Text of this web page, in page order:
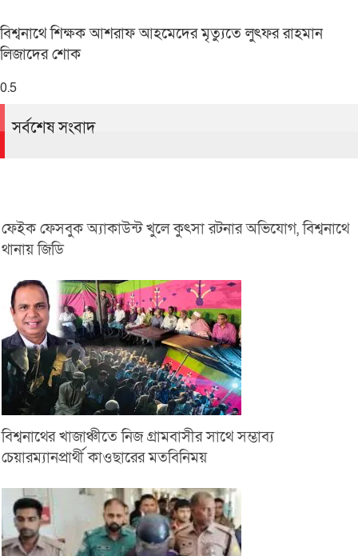
বিশ্বনাথে শিক্ষক আশরাফ আহমেদের মৃত্যুতে লুৎফর রাহমান
লিজাদের শোক
সর্বশেষ সংবাদ
ফেইক ফেসবুক অ্যাকাউন্ট খুলে কুৎসা রটনার অভিযোগ, বিশ্বনাথে
থানায় জিডি
বিশ্বনাথের খাজাঞ্চীতে নিজ গ্রামবাসীর সাথে সম্ভাব্য
চেয়ারম্যানপ্রার্থী কাওছারের মতবিনিময়